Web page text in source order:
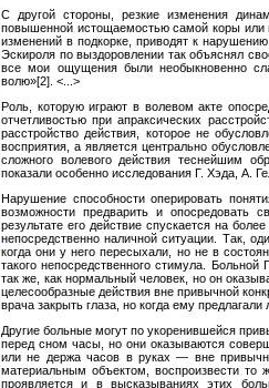
С другой стороны, резкие изменения
повышенной истощаемостью самой коры или
изменений в подкорке, при­водят к
Эскироля по выздоровлении так объяснял
все мои ощущения были необыкновенно
волю»[2]. <...>
Роль, которую играют в волевом акте
отчетливостью при апраксических
расстройство действия, которое не
восприятия, а является центрально
сложного волевого действия теснейшим
показали особенно исследо­вания Г. Хэда, А.
Нарушение способности оперировать
возможности предварить и опосредовать
результате его действие спускается на
непосредственно наличной ситуации. Так,
когда они у него пересыхали, но не в
такого непосред­ственного стимула.
так же, как нормальный человек, но он
целесообразные действия вне привыч­ной
врача закрыть глаза, но когда ему
Другие больные могут по укоренившейся
перед сном часы, но они оказываются
или не держа часов в ру­ках — вне
материальным объектом, воспроизвести то
проявляется и в высказываниях этих